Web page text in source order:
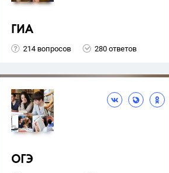
ГИА
214 вопросов 280 ответов
ОГЭ